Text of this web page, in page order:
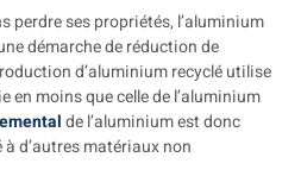
perdre ses propriétés, l’aluminium
démarche de réduction de
d’aluminium recyclé utilise
en moins que celle de l’aluminium
de l’aluminium est donc
d’autres matériaux non